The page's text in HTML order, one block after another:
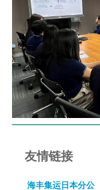
友情链接
海丰集运日本分公